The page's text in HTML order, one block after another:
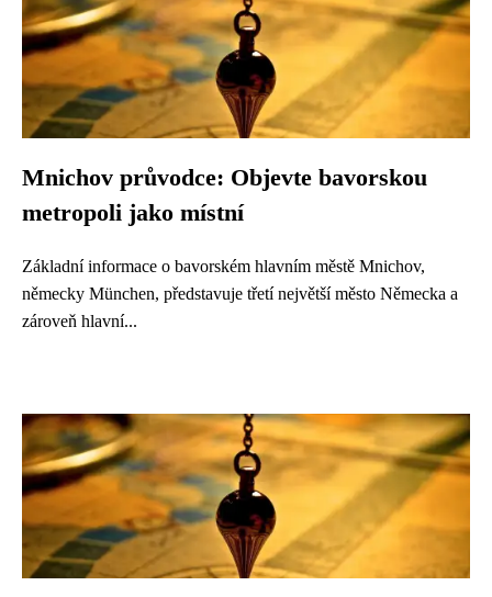
Mnichov průvodce: Objevte bavorskou
metropoli jako místní
Základní informace o bavorském hlavním městě Mnichov,
německy München, představuje třetí největší město Německa a
zároveň hlavní...